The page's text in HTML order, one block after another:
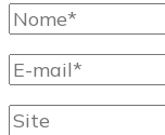
Nome
completo
E-
mail
Site